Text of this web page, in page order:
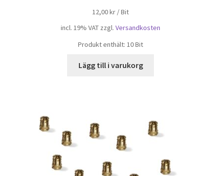
12,00kr /Bit
incl. 19% VAT zzgl. Versandkosten
Produkt enthält: 10Bit
Lägg till i varukorg